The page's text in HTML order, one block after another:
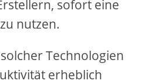
sofort eine
nutzen.
Technologien
erheblich